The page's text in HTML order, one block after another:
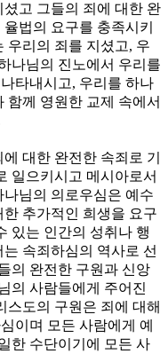
고 그들의 죄에 대한 완
법의 요구를 충족시키
우리의 죄를 지셨고, 우
나님의 진노에서 우리를
타내시고, 우리를 하나
함께 영원한 교제 속에서
대한 완전한 속죄로 기
일으키시고 메시아로서
님의 의로우심은 예수
추가적인 희생을 요구
있는 인간의 성취나 행
속죄하심의 역사로 선
의 완전한 구원과 신앙
의 사람들에게 주어진
스도의 구원은 죄에 대해
이며 모든 사람에게 예
한 수단이기에 모든 사